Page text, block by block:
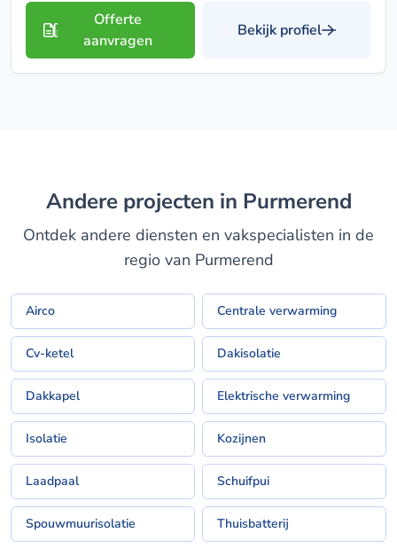
Offerte
aanvragen
Bekijk profiel
Andere projecten in Purmerend
Ontdek andere diensten en vakspecialisten in de
regio van Purmerend
Airco Centrale verwarming
Cv-ketel Dakisolatie
Dakkapel Elektrische verwarming
Isolatie Kozijnen
Laadpaal Schuifpui
Spouwmuurisolatie Thuisbatterij